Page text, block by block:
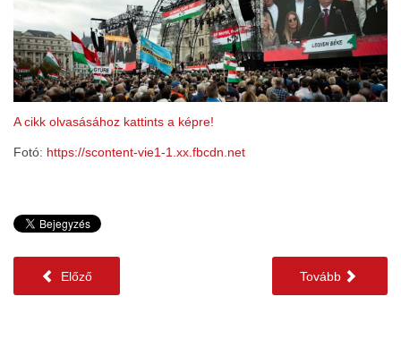
A cikk olvasásához kattints a képre!
Fotó: https://scontent-vie1-1.xx.fbcdn.net
Előző Tovább